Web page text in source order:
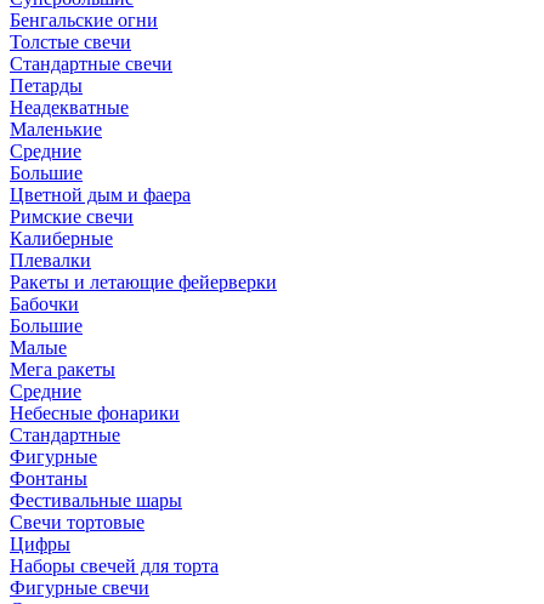
Бенгальские огни
Толстые свечи
Стандартные свечи
Петарды
Неадекватные
Маленькие
Средние
Большие
Цветной дым и фаера
Римские свечи
Калиберные
Плевалки
Ракеты и летающие фейерверки
Бабочки
Большие
Малые
Мега ракеты
Средние
Небесные фонарики
Стандартные
Фигурные
Фонтаны
Фестивальные шары
Свечи тортовые
Цифры
Наборы свечей для торта
Фигурные свечи